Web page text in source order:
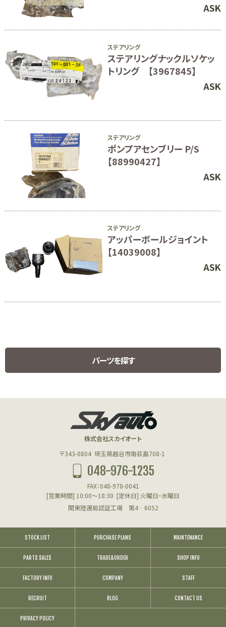
ASK
ステアリング
ステアリングナックルソケッ
トリング 【3967845】
ASK
ステアリング
ポンプアセンブリー P/S
【88990427】
ASK
ステアリング
アッパーボールジョイント
【14039008】
ASK
パーツを探す
HUMMER H1 PARTS
ハマーH1用パーツ
フューエル(HUMMER)
クーリング(HUMMER)
ハブリダクション(HUMMER)
ステアリング(HUMMER)
ブレーキ(HUMMER)
株式会社スカイオート
〒343-0804 埼玉県越谷市南荻島708-1
048-976-1235
FAX：048-978-0041
[営業時間] 10:00～18:30 [定休日] 火曜日・水曜日
関東陸運局認証工場 第4‐6052
STOCK LIST PURCHASE PLANS MAINTENANCE
PARTS SALES TRADE&ORDER SHOP INFO
FACTORY INFO COMPANY STAFF
RECRUIT BLOG CONTACT US
PRIVACY POLICY